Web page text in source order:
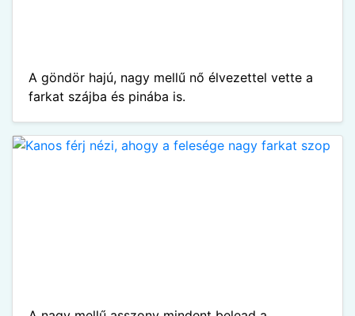
A göndör hajú, nagy mellű nő élvezettel vette a
farkat szájba és pinába is.